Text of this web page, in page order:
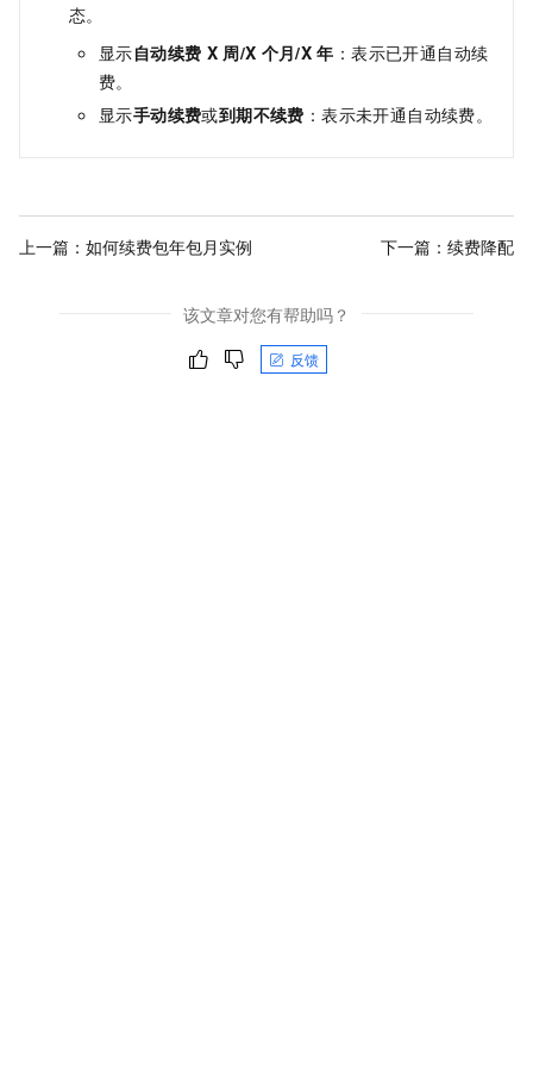
态。
显示自动续费 X 周/X 个月/X 年 ：表示已开通自动续
费。
显示手动续费或到期不续费 ：表示未开通自动续费。
上一篇： 如何续费包年包月实例 下一篇： 续费降配
该文章对您有帮助吗？
反馈